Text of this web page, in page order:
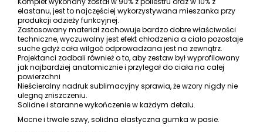
elastanu, jest to najczęściej wykorzystywana mieszanka przy
produkcji odzieży funkcyjnej.
Zastosowany materiał zachowuje bardzo dobre właściwości
techniczne, wyczuwalny jest efekt chłodzenia a ciało pozostaje
suche gdyż cała wilgoć odprowadzana jest na zewnątrz.
Projektanci zadbali również o to, aby zestaw był wyprofilowany
jak najbardziej anatomicznie i przylegał do ciała na całej
powierzchni
Nieścieralny nadruk sublimacyjny sprawia, że wzory nigdy nie
ulegną zniszczeniu.
Solidne i staranne wykończenie w każdym detalu.
Mocne i trwałe szwy, solidna elastyczna gumka w pasie.